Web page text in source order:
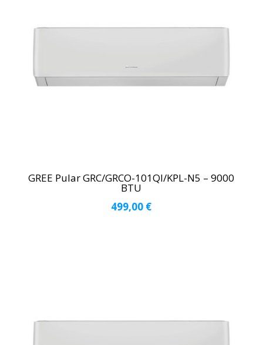
GREE Pular GRC/GRCO-101QI/KPL-N5 – 9000
BTU
499,00 €